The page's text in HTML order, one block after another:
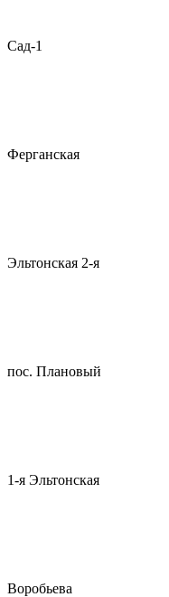
Сад-1
Ферганская
Эльтонская 2-я
пос. Плановый
1-я Эльтонская
Воробьева